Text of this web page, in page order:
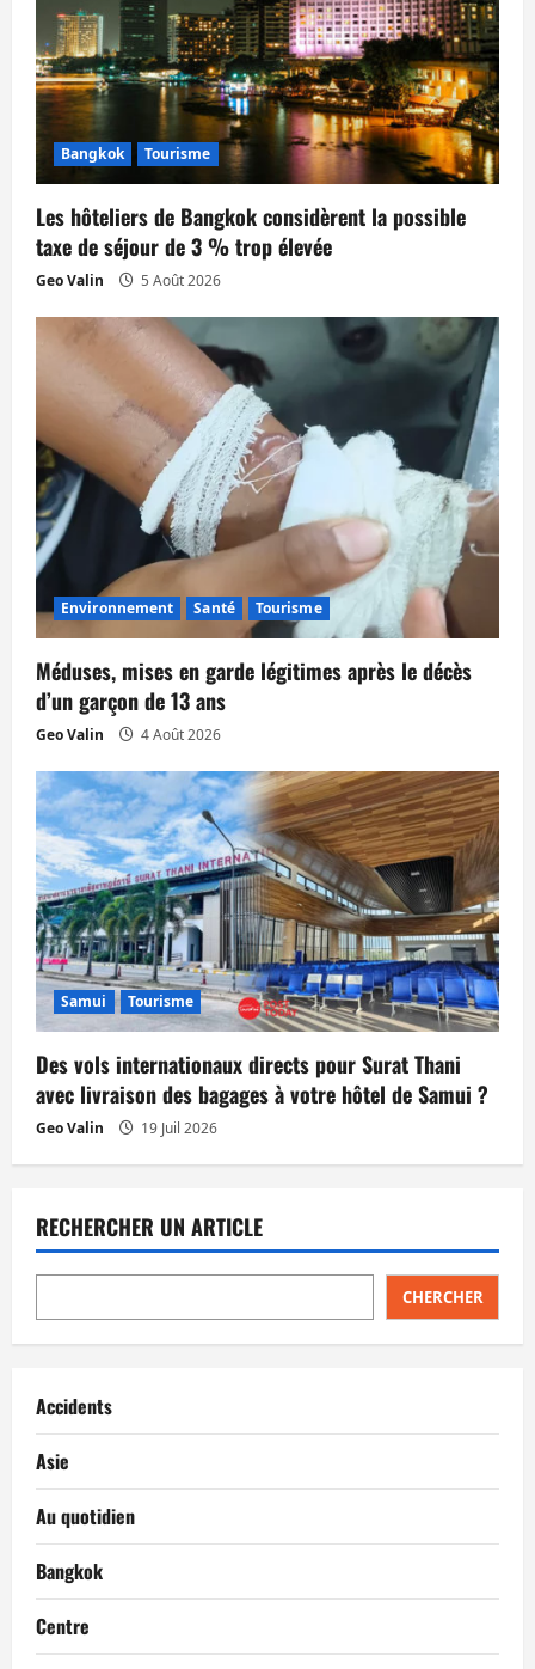
d
’
a
r
t
i
c
l
e
Bangkok Tourisme
Les hôteliers de Bangkok considèrent la possible
taxe de séjour de 3 % trop élevée
Geo Valin 5 Août 2026
Environnement Santé Tourisme
Méduses, mises en garde légitimes après le décès
d’un garçon de 13 ans
Geo Valin 4 Août 2026
Samui Tourisme
Des vols internationaux directs pour Surat Thani
avec livraison des bagages à votre hôtel de Samui ?
Geo Valin 19 Juil 2026
RECHERCHER UN ARTICLE
CHERCHER
Accidents
Asie
Au quotidien
Bangkok
Centre